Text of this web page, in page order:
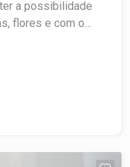
flores e com o
jamais vista
no meio da